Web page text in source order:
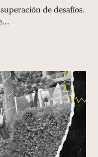
de desafíos.